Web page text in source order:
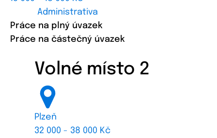
Administrativa
Práce na plný úvazek
Práce na částečný úvazek
Volné místo 2
Plzeň
32 000 - 38 000 Kč